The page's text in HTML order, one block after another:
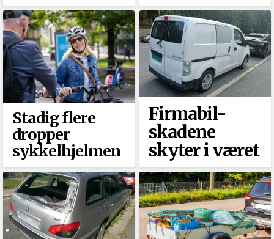
Stadig flere
dropper
sykkelhjelmen
Firmabil-
skadene
skyter i været